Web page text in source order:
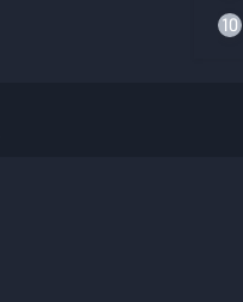
10